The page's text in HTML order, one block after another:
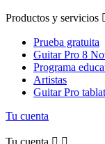
Productos y servicios
Prueba gratuita
Guitar Pro 8
Programa
Artistas
Guitar Pro
Tu cuenta
Tu cuenta  